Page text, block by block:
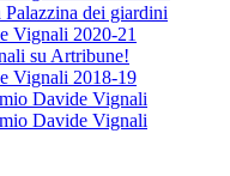
Palazzina dei giardini
Vignali 2020-21
su Artribune!
Vignali 2018-19
Davide Vignali
Davide Vignali